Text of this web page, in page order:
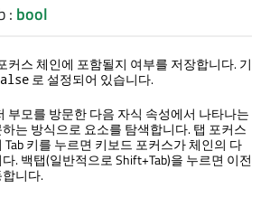
: bool
커스 체인에 포함될지 여부를 저장합니다. 기
로 설정되어 있습니다.
부모를 방문한 다음 자식 속성에서 나타나는
는 방식으로 요소를 탐색합니다. 탭 포커스
키를 누르면 키보드 포커스가 체인의 다
. 백탭(일반적으로 Shift+Tab)을 누르면 이전
니다.